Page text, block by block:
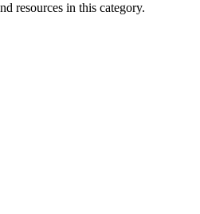
resources in this category.